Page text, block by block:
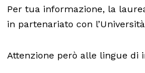
Per tua informazione, la
in partenariato con
Attenzione però alle lingue di